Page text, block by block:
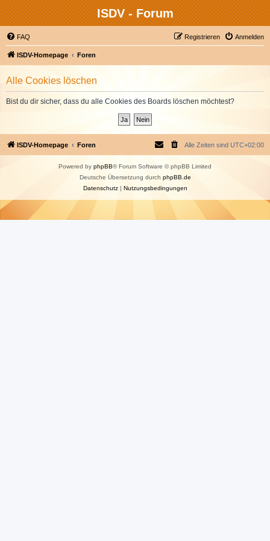
ISDV - Forum
FAQ Anmelden
Registrieren
ISDV-Homepage Foren
Alle Cookies löschen
Bist du dir sicher, dass du alle Cookies des Boards löschen möchtest?
ISDV-Homepage Foren Alle Zeiten sind UTC+02:00
Powered by phpBB® Forum Software © phpBB Limited
Deutsche Übersetzung durch phpBB.de
Datenschutz| Nutzungsbedingungen